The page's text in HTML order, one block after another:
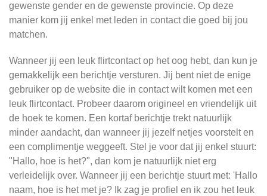
gewenste gender en de gewenste provincie. Op deze
manier kom jij enkel met leden in contact die goed bij jou
matchen.
Wanneer jij een leuk flirtcontact op het oog hebt, dan kun je
gemakkelijk een berichtje versturen. Jij bent niet de enige
gebruiker op de website die in contact wilt komen met een
leuk flirtcontact. Probeer daarom origineel en vriendelijk uit
de hoek te komen. Een kortaf berichtje trekt natuurlijk
minder aandacht, dan wanneer jij jezelf netjes voorstelt en
een complimentje weggeeft. Stel je voor dat jij enkel stuurt:
"Hallo, hoe is het?", dan kom je natuurlijk niet erg
verleidelijk over. Wanneer jij een berichtje stuurt met: 'Hallo
naam, hoe is het met je? Ik zag je profiel en ik zou het leuk